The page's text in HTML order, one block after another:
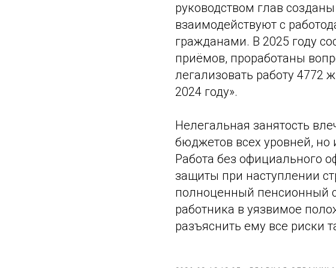
руководством глав
взаимодействуют с
гражданами. В 2025 году
приёмов, проработаны
легализовать работу 4772
2024 году».
Нелегальная занятость
бюджетов всех уровней,
Работа без официального
защиты при наступлении
полноценный пенсионный
работника в уязвимое
разъяснить ему все риски